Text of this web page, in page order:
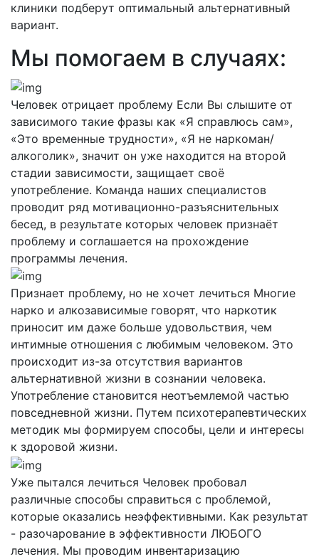
клиники подберут оптимальный альтернативный
вариант.
Мы помогаем в случаях:
Человек отрицает проблему Если Вы слышите от
зависимого такие фразы как «Я справлюсь сам»,
«Это временные трудности», «Я не наркоман/
алкоголик», значит он уже находится на второй
стадии зависимости, защищает своё
употребление. Команда наших специалистов
проводит ряд мотивационно-разъяснительных
бесед, в результате которых человек признаёт
проблему и соглашается на прохождение
программы лечения.
Признает проблему, но не хочет лечиться Многие
нарко и алкозависимые говорят, что наркотик
приносит им даже больше удовольствия, чем
интимные отношения с любимым человеком. Это
происходит из-за отсутствия вариантов
альтернативной жизни в сознании человека.
Употребление становится неотъемлемой частью
повседневной жизни. Путем психотерапевтических
методик мы формируем способы, цели и интересы
к здоровой жизни.
Уже пытался лечиться Человек пробовал
различные способы справиться с проблемой,
которые оказались неэффективными. Как результат
- разочарование в эффективности ЛЮБОГО
лечения. Мы проводим инвентаризацию